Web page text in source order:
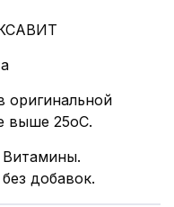
оригинальной
выше 25оС.
Витамины.
добавок.